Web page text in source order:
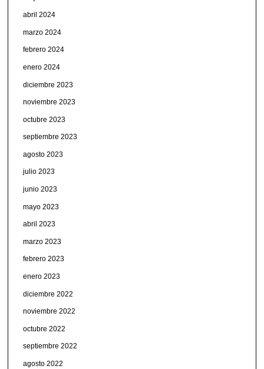
abril 2024
marzo 2024
febrero 2024
enero 2024
diciembre 2023
noviembre 2023
octubre 2023
septiembre 2023
agosto 2023
julio 2023
junio 2023
mayo 2023
abril 2023
marzo 2023
febrero 2023
enero 2023
diciembre 2022
noviembre 2022
octubre 2022
septiembre 2022
agosto 2022